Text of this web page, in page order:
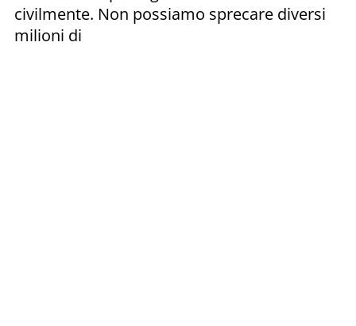
civilmente. Non possiamo sprecare diversi
milioni di